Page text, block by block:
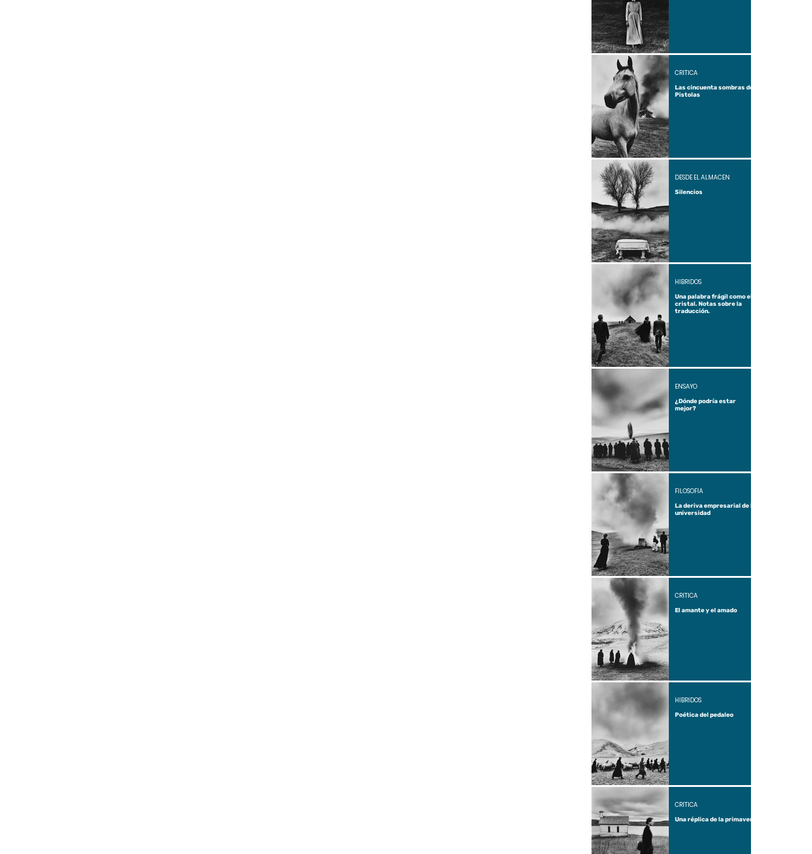
Las cincuenta sombras de
Pistolas
CRÍTICA
Silencios
DESDE EL ALMACÉN
Una palabra frágil como el
cristal. Notas sobre la
traducción.
HÍBRIDOS
¿Dónde podría estar
mejor?
ENSAYO
La deriva empresarial de la
universidad
FILOSOFÍA
El amante y el amado
CRÍTICA
Poética del pedaleo
HÍBRIDOS
Una réplica de la primavera
CRÍTICA